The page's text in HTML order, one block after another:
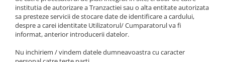
institutia de autorizare a Tranzactiei sau o alta entitate autorizata
sa presteze servicii de stocare date de identificare a cardului,
despre a carei identitate Utilizatorul/ Cumparatorul va fi
informat, anterior introducerii datelor.
Nu inchiriem / vindem datele dumneavoastra cu caracter